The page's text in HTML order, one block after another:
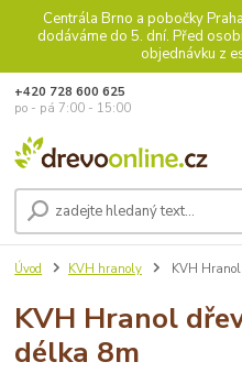
Centrála Brno a pobočky
dodáváme do 5. dní. Před
objednávku z
+420 728 600 625
po - pá 7:00 - 15:00
Úvod KVH hranoly KVH
KVH Hranol
délka 8m